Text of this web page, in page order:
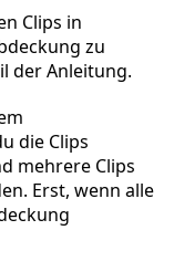
Clips in
zu
der Anleitung.
die Clips
mehrere Clips
Erst, wenn alle